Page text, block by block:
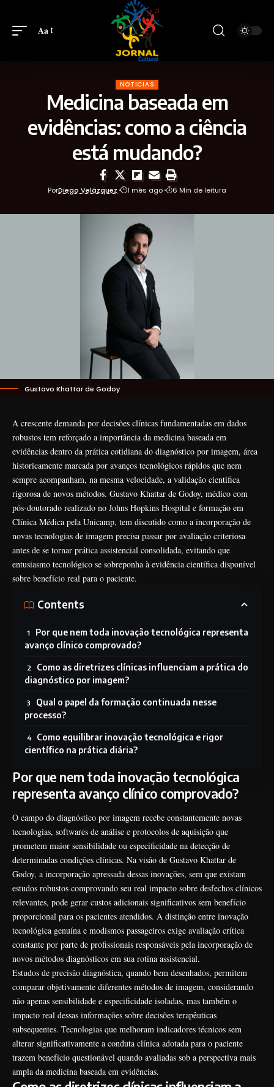
Aa
NOTICIAS
Medicina baseada em
evidências: como a ciência
está mudando?
PorDiego Velázquez 1 mês ago 6 Min de leitura
Gustavo Khattar de Godoy
A crescente demanda por decisões clínicas fundamentadas em dados
robustos tem reforçado a importância da medicina baseada em
evidências dentro da prática cotidiana do diagnóstico por imagem, área
historicamente marcada por avanços tecnológicos rápidos que nem
sempre acompanham, na mesma velocidade, a validação científica
rigorosa de novos métodos. Gustavo Khattar de Godoy, médico com
pós-doutorado realizado no Johns Hopkins Hospital e formação em
Clínica Médica pela Unicamp, tem discutido como a incorporação de
novas tecnologias de imagem precisa passar por avaliação criteriosa
antes de se tornar prática assistencial consolidada, evitando que
entusiasmo tecnológico se sobreponha à evidência científica disponível
sobre benefício real para o paciente.
Contents
Por que nem toda inovação tecnológica representa
avanço clínico comprovado?
Como as diretrizes clínicas influenciam a prática do
diagnóstico por imagem?
Qual o papel da formação continuada nesse
processo?
Como equilibrar inovação tecnológica e rigor
científico na prática diária?
Por que nem toda inovação tecnológica
representa avanço clínico comprovado?
O campo do diagnóstico por imagem recebe constantemente novas
tecnologias, softwares de análise e protocolos de aquisição que
prometem maior sensibilidade ou especificidade na detecção de
determinadas condições clínicas. Na visão de Gustavo Khattar de
Godoy, a incorporação apressada dessas inovações, sem que existam
estudos robustos comprovando seu real impacto sobre desfechos clínicos
relevantes, pode gerar custos adicionais significativos sem benefício
proporcional para os pacientes atendidos. A distinção entre inovação
tecnológica genuína e modismos passageiros exige avaliação crítica
constante por parte de profissionais responsáveis pela incorporação de
novos métodos diagnósticos em sua rotina assistencial.
Estudos de precisão diagnóstica, quando bem desenhados, permitem
comparar objetivamente diferentes métodos de imagem, considerando
não apenas sensibilidade e especificidade isoladas, mas também o
impacto real dessas informações sobre decisões terapêuticas
subsequentes. Tecnologias que melhoram indicadores técnicos sem
alterar significativamente a conduta clínica adotada para o paciente
trazem benefício questionável quando avaliadas sob a perspectiva mais
ampla da medicina baseada em evidências.